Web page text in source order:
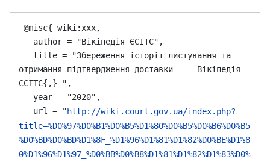
отримання підтвердження доставки --- Вікіпедія
ЄСІТС{,} ",
   url = "
http://wiki.court.gov.ua/index.php?
title=%D0%97%D0%B1%D0%B5%D1%80%D0%B5%D0%B6%D0%B5
%D0%BD%D0%BD%D1%8F_%D1%96%D1%81%D1%82%D0%BE%D1%8
0%D1%96%D1%97_%D0%BB%D0%B8%D1%81%D1%82%D1%83%D0%